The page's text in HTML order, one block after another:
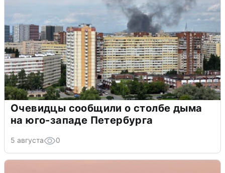
Очевидцы сообщили о столбе дыма
на юго-западе Петербурга
5 августа 0